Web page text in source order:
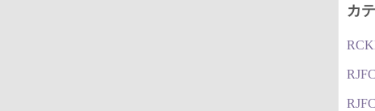
カ
RJFC